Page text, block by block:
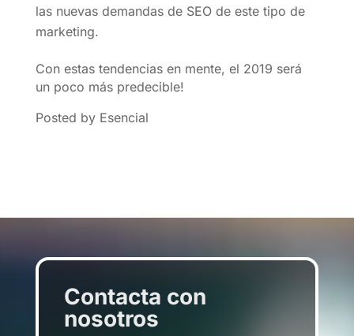
las nuevas demandas de SEO de este tipo de
marketing.
Con estas tendencias en mente, el 2019 será
un poco más predecible!
Posted by Esencial
Contacta con
nosotros